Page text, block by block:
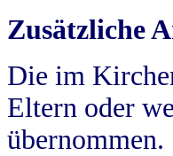
Zusätzliche
Die im
Eltern oder
übernommen.